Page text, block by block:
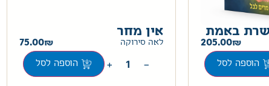
באמת
205.00
הוספה לסל
אין מחר
לאה סירוקה 75.00
−
+ הוספה לסל